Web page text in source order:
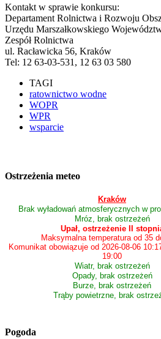
Kontakt w sprawie konkursu:
Departament Rolnictwa i Rozwoju
Urzędu Marszałkowskiego
Zespół Rolnictwa
ul. Racławicka 56, Kraków
Tel: 12 63-03-531, 12 63 03 580
TAGI
ratownictwo wodne
WOPR
WPR
wsparcie
Ostrzeżenia meteo
Kraków
Brak wyładowań atmosferycznych w
Mróz, brak ostrzeżeń
Upał, ostrzeżenie II
Maksymalna temperatura od 35
Komunikat obowiązuje od 2026-08-06
19:00
Wiatr, brak ostrzeżeń
Opady, brak ostrzeżeń
Burze, brak ostrzeżeń
Trąby powietrzne, brak
Pogoda